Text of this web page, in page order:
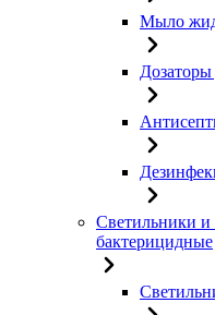
Мыло
Светильники
бактерицидные